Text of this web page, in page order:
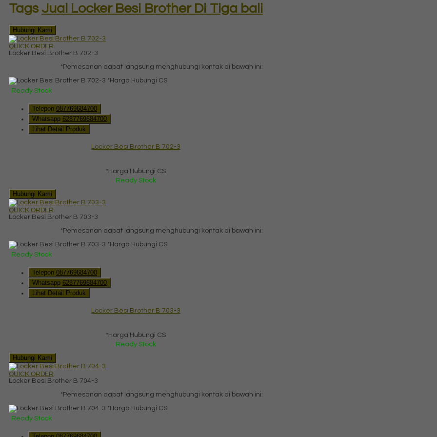
Tags Jual Locker Besi Brother Di Tiga bali
Hubungi Kami
QUICK ORDER
Locker Besi Brother B 702-3
*Pemesanan dapat langsung menghubungi kontak di bawah ini:
*Harga Hubungi CS
Ready Stock
Telepon 087769684700
Whatsapp 6287769684700
Lihat Detail Produk
Locker Besi Brother B 702-3
*Harga Hubungi CS
Ready Stock
Hubungi Kami
QUICK ORDER
Locker Besi Brother B 703-3
*Pemesanan dapat langsung menghubungi kontak di bawah ini:
*Harga Hubungi CS
Ready Stock
Telepon 087769684700
Whatsapp 6287769684700
Lihat Detail Produk
Locker Besi Brother B 703-3
*Harga Hubungi CS
Ready Stock
Hubungi Kami
QUICK ORDER
Locker Besi Brother B 704-3
*Pemesanan dapat langsung menghubungi kontak di bawah ini:
*Harga Hubungi CS
Ready Stock